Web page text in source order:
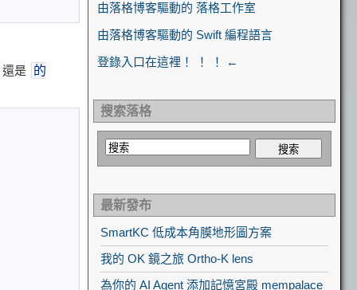
還是 的
由落格博客驅動的 落格工作室
由落格博客驅動的 Swift 編程語言
登錄入口在這裡！ ！ ！ ←
搜索落格
最新發布
SmartKC 低成本角膜地形圖方案
我的 OK 鏡之旅 Ortho-K lens
為你的 AI Agent 添加記憶宮殿 mempalace